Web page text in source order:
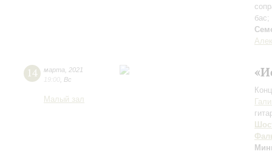
бас;
14 марта
2021
19:00 Вс
Малый зал